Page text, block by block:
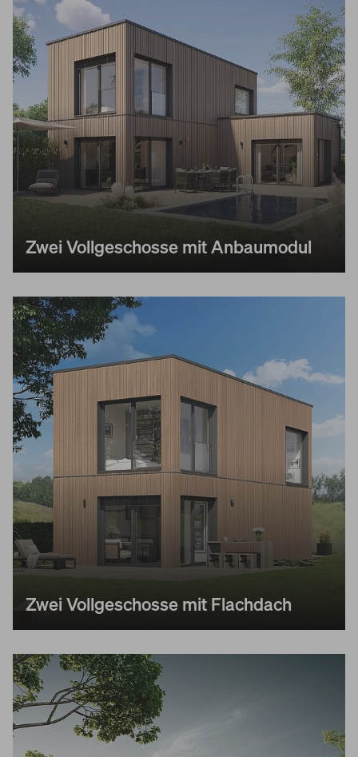
Zwei Vollgeschosse mit Anbaumodul
Zwei Vollgeschosse mit Flachdach